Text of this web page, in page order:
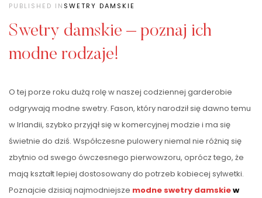
PUBLISHED IN SWETRY DAMSKIE
Swetry damskie – poznaj ich
modne rodzaje!
O tej porze roku dużą rolę w naszej codziennej garderobie
odgrywają modne swetry. Fason, który narodził się dawno temu
w Irlandii, szybko przyjął się w komercyjnej modzie i ma się
świetnie do dziś. Współczesne pulowery niemal nie różnią się
zbytnio od swego ówczesnego pierwowzoru, oprócz tego, że
mają kształt lepiej dostosowany do potrzeb kobiecej sylwetki.
Poznajcie dzisiaj najmodniejsze modne swetry damskiew